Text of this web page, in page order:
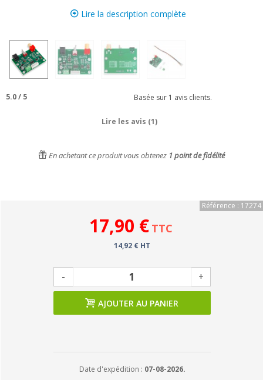
Lire la description complète
5.0/ 5 Basée sur 1 avis clients.
Lire les avis (1)
En achetant ce produit vous obtenez 1 point de fidélité
Référence : 17274
17,90 € TTC
14,92 € HT
- +
AJOUTER AU PANIER
Date d'expédition : 07-08-2026.